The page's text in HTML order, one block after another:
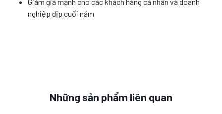
nghiệp dịp cuối năm
Những sản phẩm liên quan